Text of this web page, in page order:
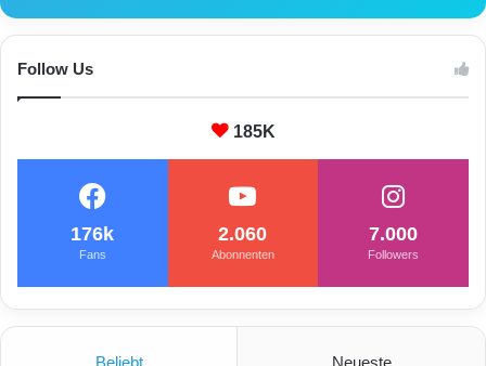
Follow Us
185K
176k
Fans
2.060
Abonnenten
7.000
Followers